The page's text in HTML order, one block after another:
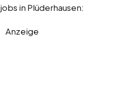
in Plüderhausen:
Anzeige